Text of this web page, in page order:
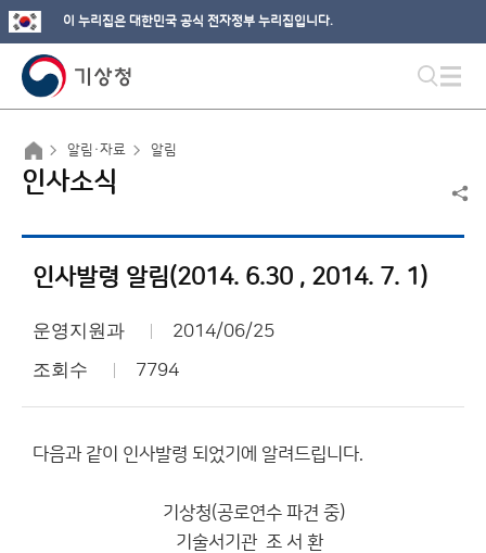
이 누리집은 대한민국 공식 전자정부 누리집입니다.
알림·자료 알림
인사소식
인사발령 알림(2014. 6.30 , 2014. 7. 1)
운영지원과 2014/06/25
조회수 7794
다음과 같이 인사발령 되었기에 알려드립니다.
기상청(공로연수 파견 중)
기술서기관 조 서 환